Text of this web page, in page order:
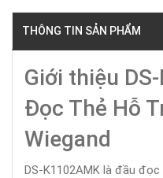
THÔNG TIN SẢN PHẨM
Giới thiệu
Đọc Thẻ Hỗ
Wiegand
DS-K1102AMK là đầu